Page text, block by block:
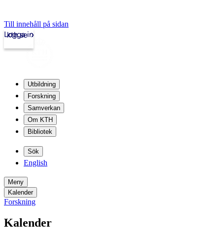
Till innehåll på sidan
kth.se
Logga in
Utbildning
Forskning
Samverkan
Om KTH
Bibliotek
Sök
English
Meny
Kalender
Forskning
Kalender